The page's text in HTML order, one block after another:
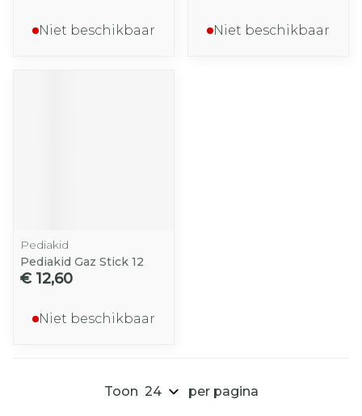
Niet beschikbaar Niet beschikbaar
Pediakid
Pediakid Gaz Stick 12
€ 12,60
Niet beschikbaar
Toon per pagina